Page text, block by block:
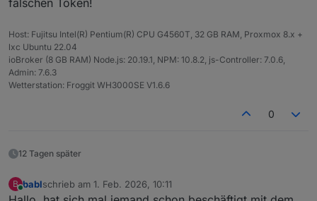
falschen Token!
Host: Fujitsu Intel(R) Pentium(R) CPU G4560T, 32 GB RAM, Proxmox 8.x +
lxc Ubuntu 22.04
ioBroker (8 GB RAM) Node.js: 20.19.1, NPM: 10.8.2, js-Controller: 7.0.6,
Admin: 7.6.3
Wetterstation: Froggit WH3000SE V1.6.6
0
12 Tagen später
B
Online
bablschrieb am 1. Feb. 2026, 10:11
zuletzt editiert von